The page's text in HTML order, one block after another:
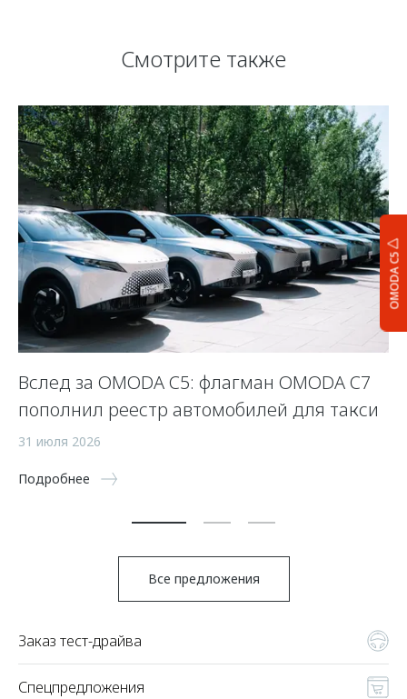
OMODA C5
Смотрите также
Вслед за OMODA C5: флагман OMODA C7
пополнил реестр автомобилей для такси
31 июля 2026
Подробнее
Все предложения
Заказ тест-драйва
Спецпредложения